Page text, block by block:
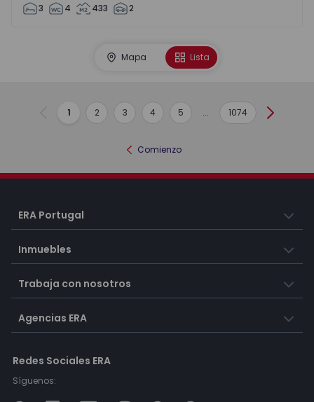
3 4 433 2
Mapa Lista
Anterior
1 2 3 4 5 ... 1074
Comienzo
ERA Portugal
Inmuebles
Trabaja con nosotros
Agencias ERA
Redes Sociales ERA
Síguenos: